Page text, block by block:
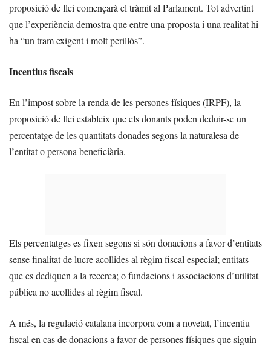
proposició de llei començarà el tràmit al Parlament. Tot advertint
que l’experiència demostra que entre una proposta i una realitat hi
ha “un tram exigent i molt perillós”.
Incentius fiscals
En l’impost sobre la renda de les persones físiques (IRPF), la
proposició de llei estableix que els donants poden deduir-se un
percentatge de les quantitats donades segons la naturalesa de
l’entitat o persona beneficiària.
Els percentatges es fixen segons si són donacions a favor d’entitats
sense finalitat de lucre acollides al règim fiscal especial; entitats
que es dediquen a la recerca; o fundacions i associacions d’utilitat
pública no acollides al règim fiscal.
A més, la regulació catalana incorpora com a novetat, l’incentiu
fiscal en cas de donacions a favor de persones físiques que siguin